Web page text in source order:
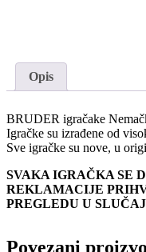
Opis
BRUDER igračake
Igračke su izrađene od
Sve igračke su nove, u
SVAKA IGRAČKA SE
REKLAMACIJE
PREGLEDU U
Povezani